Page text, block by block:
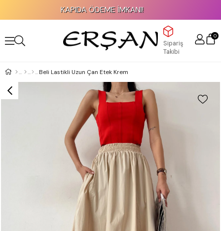
KAPIDA ÖDEME İMKANI!
Sipariş
Takibi
0
Beli Lastikli Uzun Çan Etek Krem